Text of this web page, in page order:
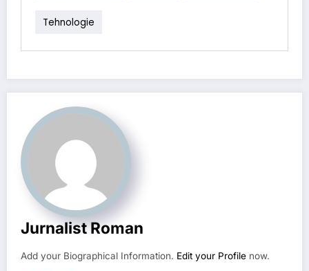
Tehnologie
Jurnalist Roman
Add your Biographical Information. Edit your Profile now.